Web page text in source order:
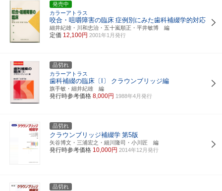
発売中
カラーアトラス
咬合・咀嚼障害の臨床 症例別にみた歯科補綴学的対応
細井紀雄・川和忠治・五十嵐順正・平井敏博 編
定価 12,100円 2001年1月発行
品切れ
カラーアトラス
歯科補綴の臨床〔I〕 クラウンブリッジ編
旗手敏・細井紀雄 編
発行時参考価格 8,000円 1988年4月発行
品切れ
クラウンブリッジ補綴学 第5版
矢谷博文・三浦宏之・細川隆司・小川匠 編
発行時参考価格 10,000円 2014年12月発行
品切れ